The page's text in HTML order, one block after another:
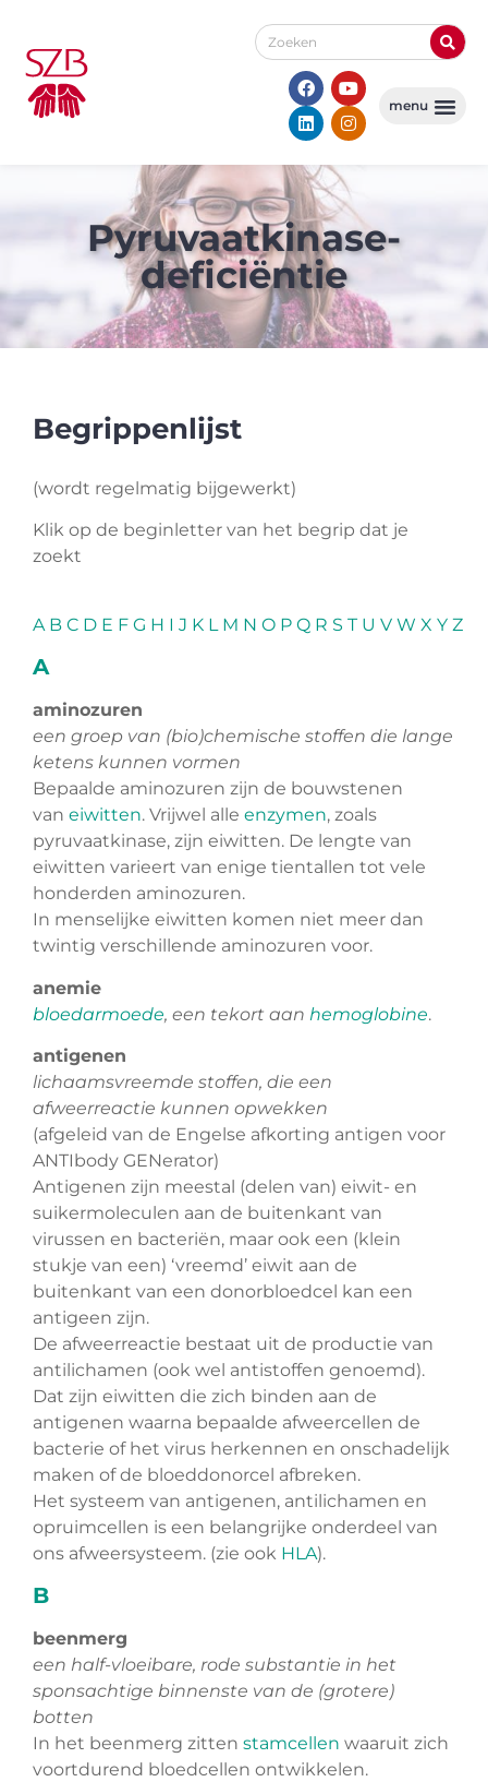
Pyruvaatkinase­
deficiëntie
Begrippenlijst
(wordt regelmatig bijgewerkt)
Klik op de beginletter van het begrip dat je
zoekt
A B C D E F G H I J K L M N O P Q R S T U V W X Y Z
A
aminozuren
een groep van (bio)chemische stoffen die lange
ketens kunnen vormen
Bepaalde aminozuren zijn de bouwstenen
van eiwitten. Vrijwel alle enzymen, zoals
pyruvaatkinase, zijn eiwitten. De lengte van
eiwitten varieert van enige tientallen tot vele
honderden aminozuren.
In menselijke eiwitten komen niet meer dan
twintig verschillende aminozuren voor.
anemie
bloedarmoede, een tekort aan hemoglobine.
antigenen
lichaamsvreemde stoffen, die een
afweerreactie kunnen opwekken
(afgeleid van de Engelse afkorting antigen voor
ANTIbody GENerator)
Antigenen zijn meestal (delen van) eiwit- en
suikermoleculen aan de buitenkant van
virussen en bacteriën, maar ook een (klein
stukje van een) ‘vreemd’ eiwit aan de
buitenkant van een donorbloedcel kan een
antigeen zijn.
De afweerreactie bestaat uit de productie van
antilichamen (ook wel antistoffen genoemd).
Dat zijn eiwitten die zich binden aan de
antigenen waarna bepaalde afweercellen de
bacterie of het virus herkennen en onschadelijk
maken of de bloeddonorcel afbreken.
Het systeem van antigenen, antilichamen en
opruimcellen is een belangrijke onderdeel van
ons afweersysteem. (zie ook HLA).
B
beenmerg
een half-vloeibare, rode substantie in het
sponsachtige binnenste van de (grotere)
botten
In het beenmerg zitten stamcellen waaruit zich
voortdurend bloedcellen ontwikkelen.